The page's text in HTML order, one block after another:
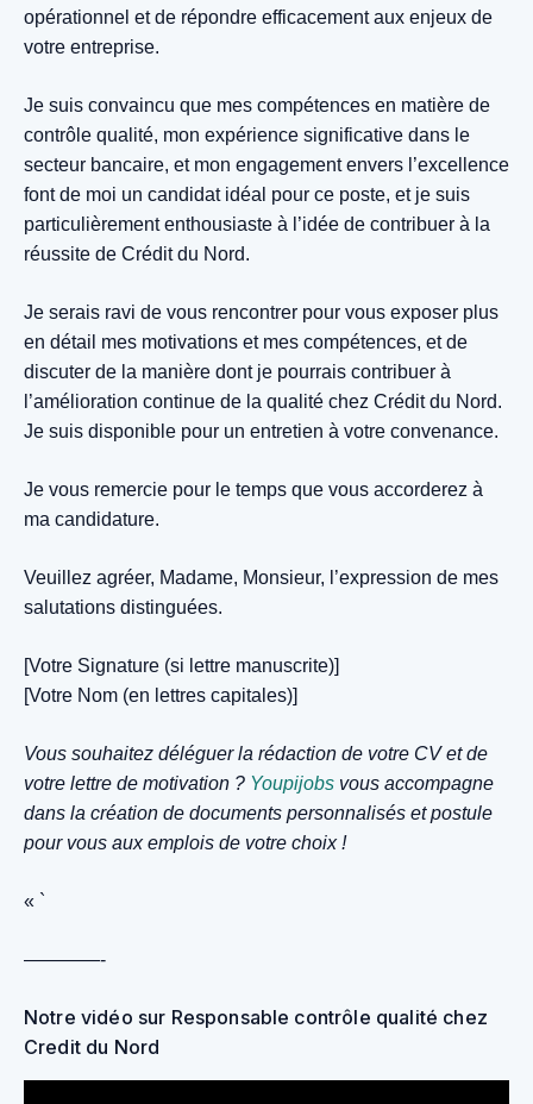
opérationnel et de répondre efficacement aux enjeux de
votre entreprise.
Je suis convaincu que mes compétences en matière de
contrôle qualité, mon expérience significative dans le
secteur bancaire, et mon engagement envers l’excellence
font de moi un candidat idéal pour ce poste, et je suis
particulièrement enthousiaste à l’idée de contribuer à la
réussite de Crédit du Nord.
Je serais ravi de vous rencontrer pour vous exposer plus
en détail mes motivations et mes compétences, et de
discuter de la manière dont je pourrais contribuer à
l’amélioration continue de la qualité chez Crédit du Nord.
Je suis disponible pour un entretien à votre convenance.
Je vous remercie pour le temps que vous accorderez à
ma candidature.
Veuillez agréer, Madame, Monsieur, l’expression de mes
salutations distinguées.
[Votre Signature (si lettre manuscrite)]
[Votre Nom (en lettres capitales)]
Vous souhaitez déléguer la rédaction de votre CV et de
votre lettre de motivation ? Youpijobs vous accompagne
dans la création de documents personnalisés et postule
pour vous aux emplois de votre choix !
« `
————-
Notre vidéo sur Responsable contrôle qualité chez
Credit du Nord